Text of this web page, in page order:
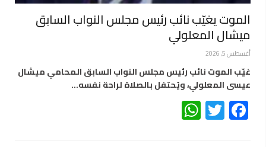
الموت يغيّب نائب رئيس مجلس النواب السابق
ميشال المعلولي
أغسطس 5, 2026
غيّب الموت نائب رئيس مجلس النواب السابق المحامي ميشال
عيسى المعلولي، ويُحتفل بالصلاة لراحة نفسه…
Facebook
Twitter